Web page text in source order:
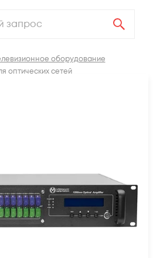
оборудование
оптических сетей